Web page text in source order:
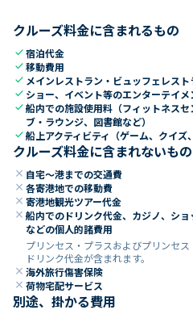
クルーズ料金に含まれるもの
check宿泊代金
check移動費用
check メインレストラン・ビュッフェレス
check ショー、イベント等のエンターテイメ
check船内での施設使用料（フィットネス
ブ・ラウンジ、図書館など）
check船上アクティビティ（ゲーム、クイズ
クルーズ料金に含まれないもの
close 自宅～港までの交通費
close 各寄港地での移動費
close 寄港地観光ツアー代金
close 船内でのドリンク代金、カジノ、シ
などの個人的諸費用
プリンセス・プラスおよびプリンセス
ドリンク代金が含まれます。
close 海外旅行傷害保険
close 荷物宅配サービス
別途、掛かる費用